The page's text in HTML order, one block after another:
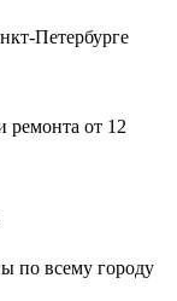
Петербурге
ремонта от 12
по всему городу